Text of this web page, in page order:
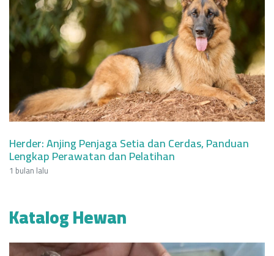
Herder: Anjing Penjaga Setia dan Cerdas, Panduan
Lengkap Perawatan dan Pelatihan
1 bulan lalu
Katalog Hewan